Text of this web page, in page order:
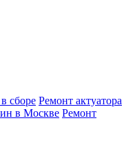
сборе Ремонт актуатора
в Москве Ремонт